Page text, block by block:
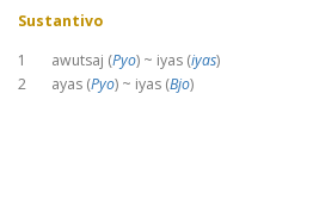
Sustantivo
1 awutsaj (Pyo) ~ iyas (iyas)
2 ayas (Pyo) ~ iyas (Bjo)